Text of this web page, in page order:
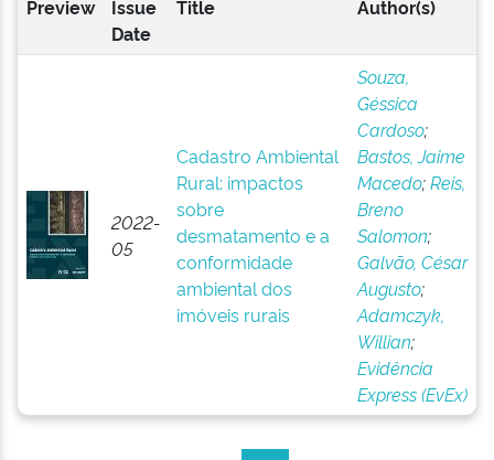
Preview
Issue
Date
Title Author(s)
2022-
05
Cadastro Ambiental
Rural: impactos
sobre
desmatamento e a
conformidade
ambiental dos
imóveis rurais
Souza,
Géssica
Cardoso;
Bastos, Jaime
Macedo;Reis,
Breno
Salomon;
Galvão, César
Augusto;
Adamczyk,
Willian;
Evidência
Express (EvEx)